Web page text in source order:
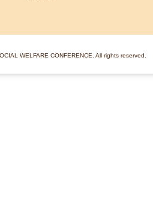
WELFARE CONFERENCE. All rights reserved.